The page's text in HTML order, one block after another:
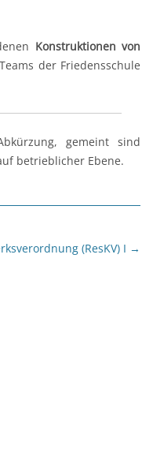
Konstruktionen von
der Friedensschule
gemeint sind
betrieblicher Ebene.
(ResKV) I →